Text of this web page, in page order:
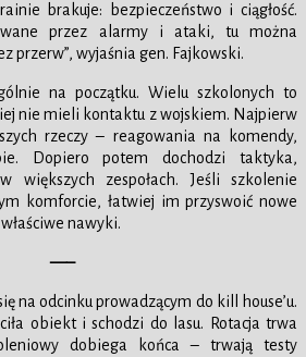
brakuje: bezpieczeństwo i ciągłość.
przez alarmy i ataki, tu można
przerw”, wyjaśnia gen. Fajkowski.
na początku. Wielu szkolonych to
nie mieli kontaktu z wojskiem. Najpierw
rzeczy – reagowania na komendy,
Dopiero potem dochodzi taktyka,
większych zespołach. Jeśli szkolenie
komforcie, łatwiej im przyswoić nowe
nawyki.
—–
na odcinku prowadzącym do kill house’u.
obiekt i schodzi do lasu. Rotacja trwa
dobiega końca – trwają testy